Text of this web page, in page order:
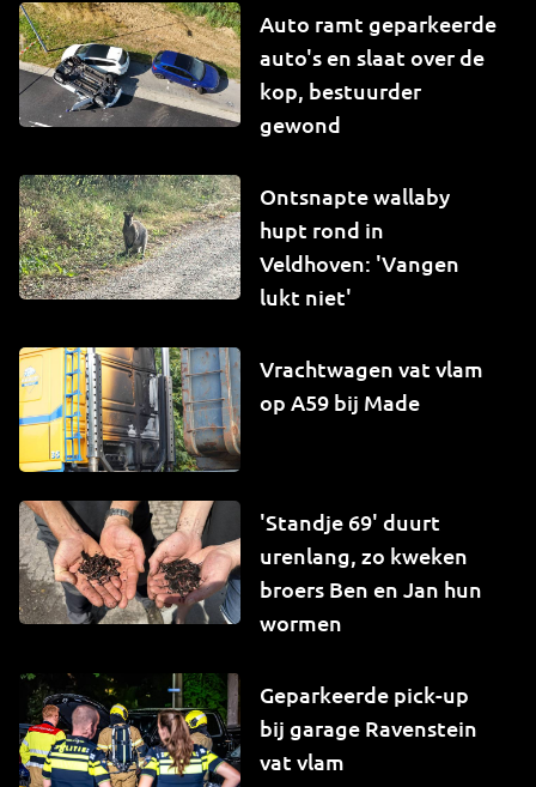
Auto ramt geparkeerde
auto's en slaat over de
kop, bestuurder
gewond
Ontsnapte wallaby
hupt rond in
Veldhoven: 'Vangen
lukt niet'
Vrachtwagen vat vlam
op A59 bij Made
'Standje 69' duurt
urenlang, zo kweken
broers Ben en Jan hun
wormen
Geparkeerde pick-up
bij garage Ravenstein
vat vlam